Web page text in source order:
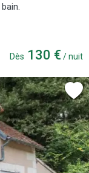
Dès 130 € / nuit